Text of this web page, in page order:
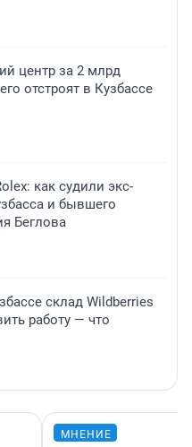
центр за 2 млрд
отстроят в Кузбассе
как судили экс-
и бывшего
Беглова
склад Wildberries
работу — что
МНЕНИЕ